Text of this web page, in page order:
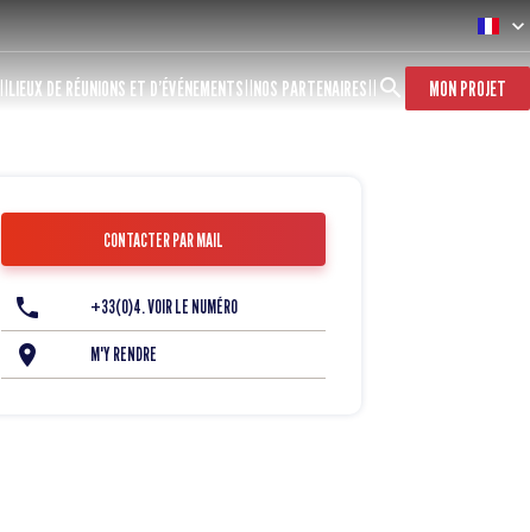
LIEUX DE RÉUNIONS ET D’ÉVÉNEMENTS NOS PARTENAIRES MON PROJET
CONTACTER PAR MAIL
+33(0)4. VOIR LE NUMÉRO
M'Y RENDRE